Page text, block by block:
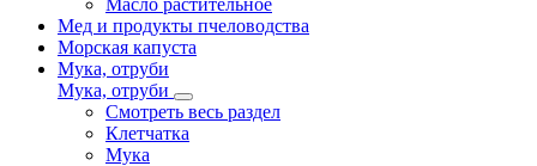
Масло растительное
Мед и продукты пчеловодства
Морская капуста
Мука, отруби
Мука, отруби
Смотреть весь раздел
Клетчатка
Мука